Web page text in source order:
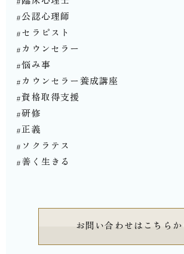
#公認心理師
#セラピスト
#カウンセラー
#悩み事
#カウンセラー養成講座
#資格取得支援
#研修
#正義
#ソクラテス
#善く生きる⁡⁡⁡⁡
お問い合わせはこちらか